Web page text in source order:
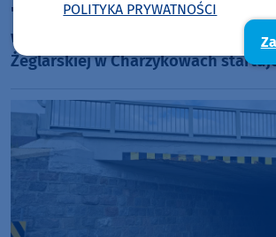
"Żeglarstwo uczy współpracy,
wzajemnej pomocy". 29. Festiwal
Żeglarskiej w Charzykowach
POLITYKA PRYWATNOŚCI